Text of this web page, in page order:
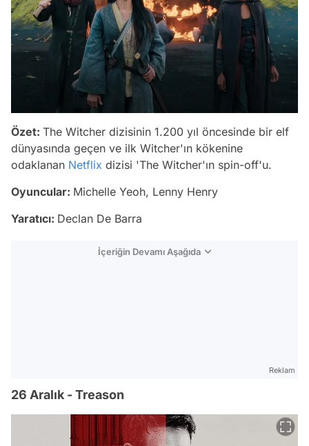
Özet: The Witcher dizisinin 1.200 yıl öncesinde bir elf
dünyasında geçen ve ilk Witcher'ın kökenine
odaklanan Netflix dizisi 'The Witcher'ın spin-off'u.
Oyuncular: Michelle Yeoh, Lenny Henry
Yaratıcı: Declan De Barra
İçeriğin Devamı Aşağıda
Reklam
26 Aralık - Treason